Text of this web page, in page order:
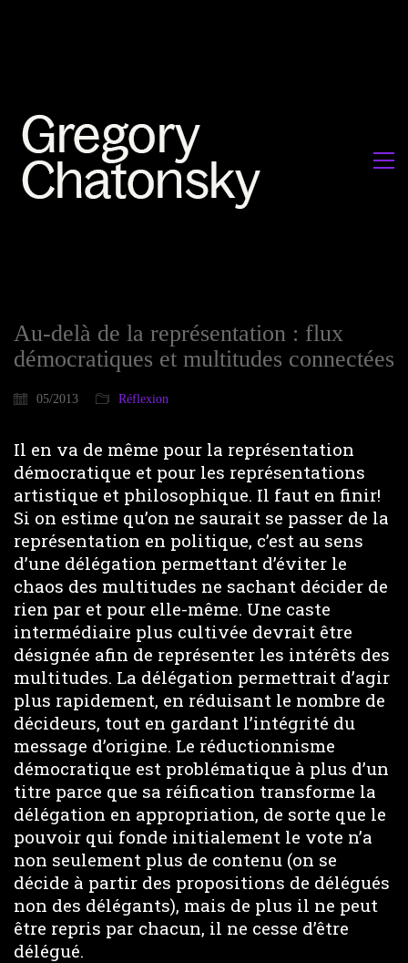
Au-delà de la représentation : flux
démocratiques et multitudes connectées
05/2013 Réflexion
Il en va de même pour la représentation
démocratique et pour les représentations
artistique et philosophique. Il faut en finir!
Si on estime qu’on ne saurait se passer de la
représentation en politique, c’est au sens
d’une délégation permettant d’éviter le
chaos des multitudes ne sachant décider de
rien par et pour elle-même. Une caste
intermédiaire plus cultivée devrait être
désignée afin de représenter les intérêts des
multitudes. La délégation permettrait d’agir
plus rapidement, en réduisant le nombre de
décideurs, tout en gardant l’intégrité du
message d’origine. Le réductionnisme
démocratique est problématique à plus d’un
titre parce que sa réification transforme la
délégation en appropriation, de sorte que le
pouvoir qui fonde initialement le vote n’a
non seulement plus de contenu (on se
décide à partir des propositions de délégués
non des délégants), mais de plus il ne peut
être repris par chacun, il ne cesse d’être
délégué.